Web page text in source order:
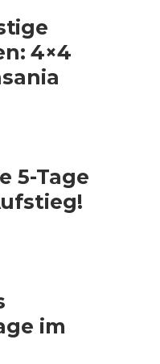
4×4
5-Tage
im